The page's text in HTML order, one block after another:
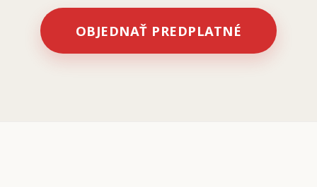
OBJEDNAŤ PREDPLATNÉ